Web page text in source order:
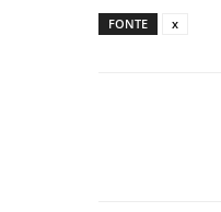
FONTE x